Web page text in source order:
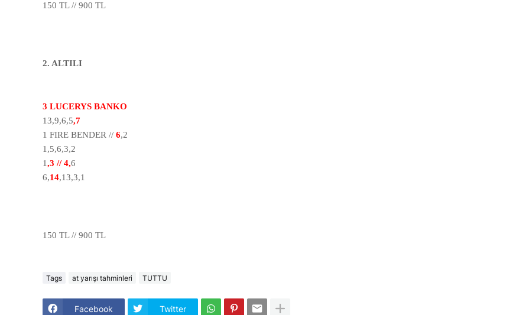
150 TL // 900 TL
2. ALTILI
3 LUCERYS BANKO
13,9,6,5,7
1 FIRE BENDER // 6,2
1,5,6,3,2
1,3 // 4,6
6,14,13,3,1
150 TL // 900 TL
Tags at yarışı tahminleri TUTTU
Facebook Twitter